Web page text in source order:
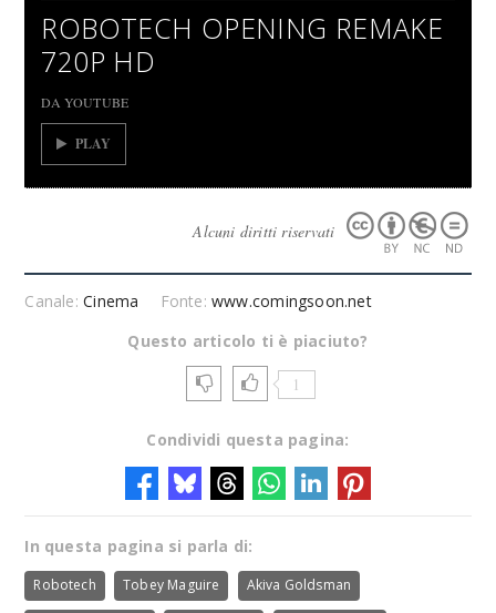
ROBOTECH OPENING REMAKE
720P HD
DA YOUTUBE
PLAY
Alcuni diritti riservati
Canale:Cinema Fonte:www.comingsoon.net
Questo articolo ti è piaciuto?
1
Condividi questa pagina:
In questa pagina si parla di:
Robotech Tobey Maguire Akiva Goldsman